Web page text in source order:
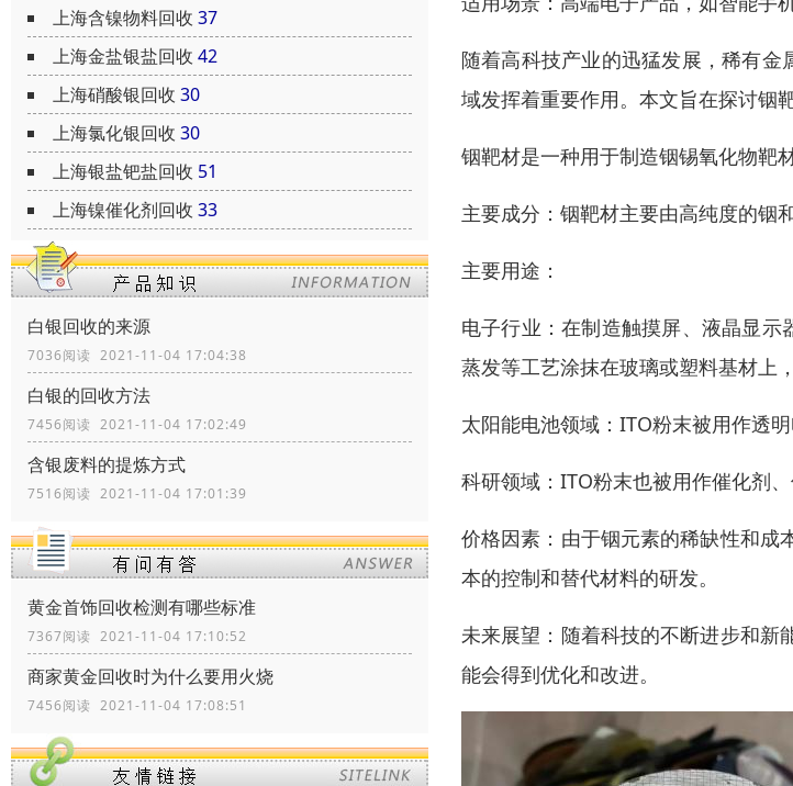
上海含镍物料回收 37
上海金盐银盐回收 42
上海硝酸银回收 30
上海氯化银回收 30
上海银盐钯盐回收 51
上海镍催化剂回收 33
白银回收的来源
7036阅读 2021-11-04 17:04:38
白银的回收方法
7456阅读 2021-11-04 17:02:49
含银废料的提炼方式
7516阅读 2021-11-04 17:01:39
黄金首饰回收检测有哪些标准
7367阅读 2021-11-04 17:10:52
商家黄金回收时为什么要用火烧
7456阅读 2021-11-04 17:08:51
随着高科技产业的迅猛发展，稀有
域发挥着重要作用。本文旨在探讨铟
铟靶材是一种用于制造铟锡氧化物靶
主要成分：铟靶材主要由高纯度的铟
主要用途：
电子行业：在制造触摸屏、液晶显
蒸发等工艺涂抹在玻璃或塑料基材上
太阳能电池领域：ITO粉末被用作透
科研领域：ITO粉末也被用作催化剂、
价格因素：由于铟元素的稀缺性和成
本的控制和替代材料的研发。
未来展望：随着科技的不断进步和新
能会得到优化和改进。